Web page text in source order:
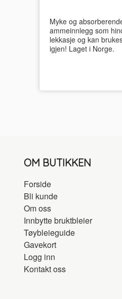
Myke og
ammeinnlegg som
lekkasje og kan
igjen! Laget i Norge.
OM BUTIKKEN
Forside
Bli kunde
Om oss
Innbytte bruktbleier
Tøybleieguide
Gavekort
Logg inn
Kontakt oss